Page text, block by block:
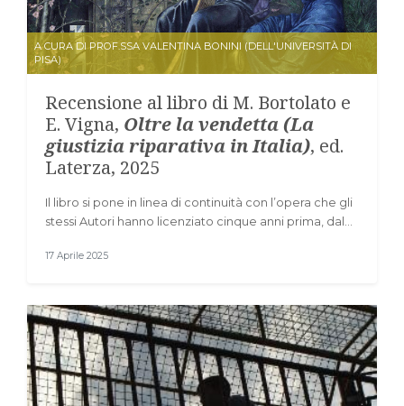
A CURA DI PROF.SSA VALENTINA BONINI (DELL'UNIVERSITÀ DI
PISA)
Recensione al libro di M. Bortolato e
E. Vigna, Oltre la vendetta (La
giustizia riparativa in Italia), ed.
Laterza, 2025
Il libro si pone in linea di continuità con l’opera che gli
stessi Autori hanno licenziato cinque anni prima, dal…
17 Aprile 2025